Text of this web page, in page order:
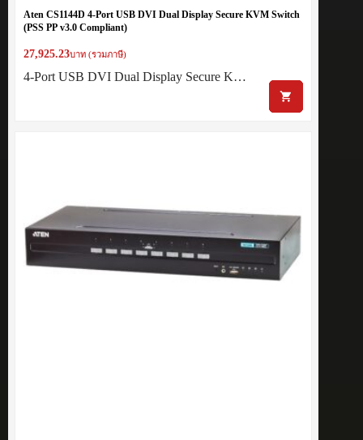
Aten CS1144D 4-Port USB DVI Dual Display Secure KVM Switch
(PSS PP v3.0 Compliant)
27,925.23บาท (รวมภาษี)
4-Port USB DVI Dual Display Secure K…